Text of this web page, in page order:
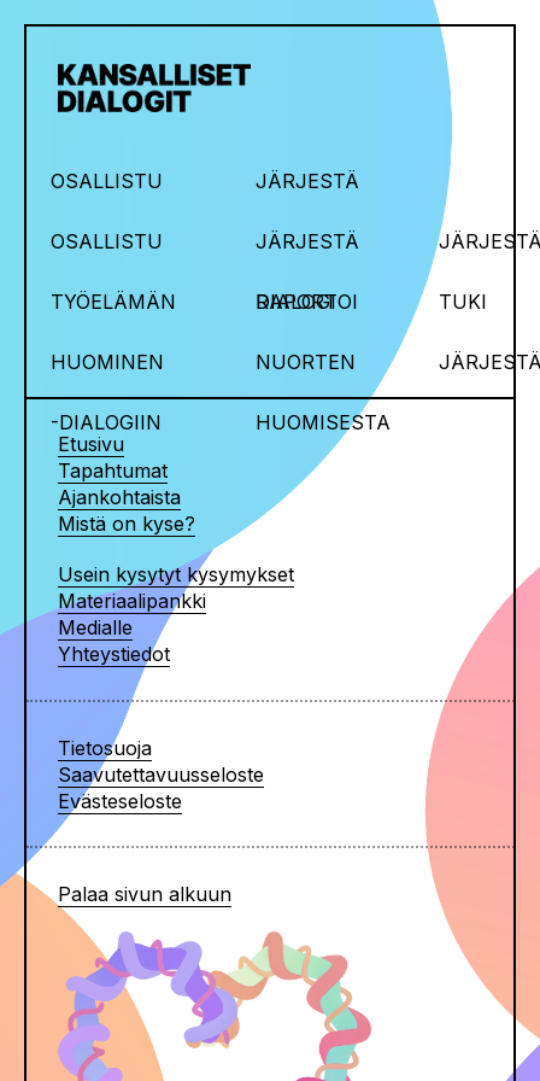
OSALLISTU
OSALLISTU
TYÖELÄMÄN
HUOMINEN
-DIALOGIIN
JÄRJESTÄ
JÄRJESTÄ
DIALOGI
NUORTEN
HUOMISESTA
RAPORTOI TUKI
Etusivu
Tapahtumat
Ajankohtaista
Mistä on kyse?
Usein kysytyt kysymykset
Materiaalipankki
Medialle
Yhteystiedot
Tietosuoja
Saavutettavuusseloste
Evästeseloste
Palaa sivun alkuun